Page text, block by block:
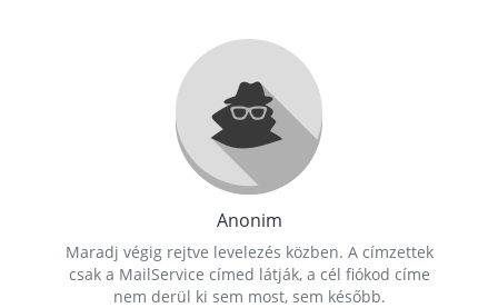
Anonim
Maradj végig rejtve levelezés közben. A címzettek
csak a MailService címed látják, a cél fiókod címe
nem derül ki sem most, sem később.